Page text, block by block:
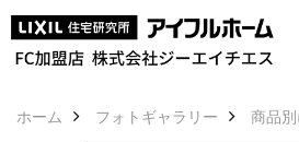
ホーム フォトギャラリー 商品